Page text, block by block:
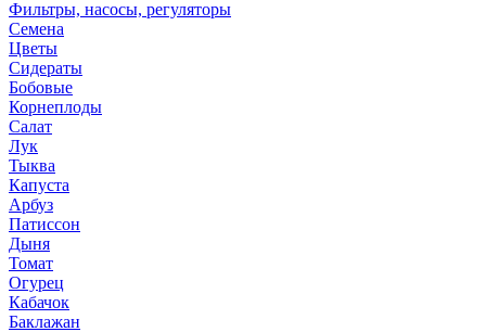
Фильтры, насосы, регуляторы
Семена
Цветы
Сидераты
Бобовые
Корнеплоды
Салат
Лук
Тыква
Капуста
Арбуз
Патиссон
Дыня
Томат
Огурец
Кабачок
Баклажан